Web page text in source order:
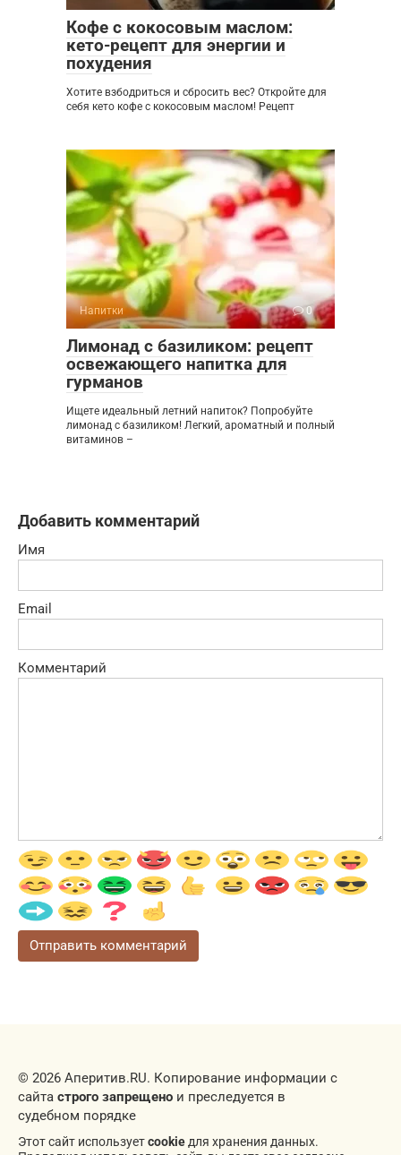
Кофе с кокосовым маслом:
кето-рецепт для энергии и
похудения
Хотите взбодриться и сбросить вес? Откройте для
себя кето кофе с кокосовым маслом! Рецепт
Напитки 0
Лимонад с базиликом: рецепт
освежающего напитка для
гурманов
Ищете идеальный летний напиток? Попробуйте
лимонад с базиликом! Легкий, ароматный и полный
витаминов –
Добавить комментарий
Имя
Email
Комментарий
© 2026 Аперитив.RU. Копирование информации с
сайта строго запрещено и преследуется в
судебном порядке
Этот сайт используетcookie для хранения данных.